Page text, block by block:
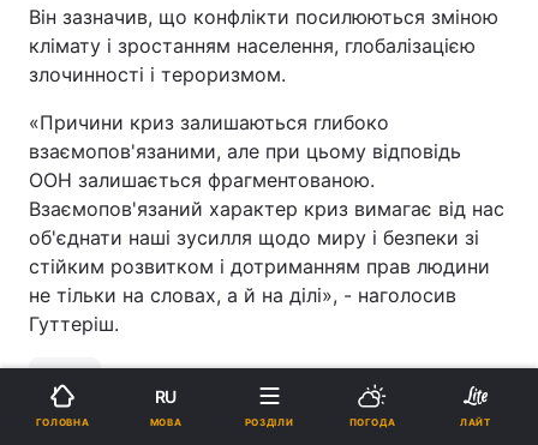
Він зазначив, що конфлікти посилюються зміною
клімату і зростанням населення, глобалізацією
злочинності і тероризмом.
«Причини криз залишаються глибоко
взаємопов'язаними, але при цьому відповідь
ООН залишається фрагментованою.
Взаємопов'язаний характер криз вимагає від нас
об'єднати наші зусилля щодо миру і безпеки зі
стійким розвитком і дотриманням прав людини
не тільки на словах, а й на ділі», - наголосив
Гуттеріш.
ГОЛОВНА
RU
МОВА РОЗДІЛИ ПОГОДА ЛАЙТ